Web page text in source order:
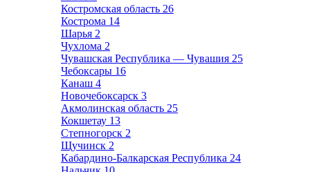
Костромская область 26
Кострома 14
Шарья 2
Чухлома 2
Чувашская Республика — Чувашия 25
Чебоксары 16
Канаш 4
Новочебоксарск 3
Акмолинская область 25
Кокшетау 13
Степногорск 2
Щучинск 2
Кабардино-Балкарская Республика 24